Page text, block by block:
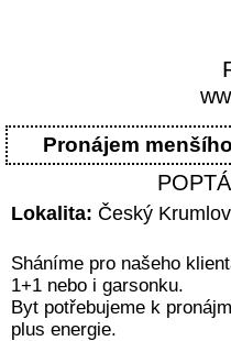
Pronájem
Lokalita: Český Krumlov
Sháníme pro našeho
1+1 nebo i garsonku.
Byt potřebujeme k
plus energie.